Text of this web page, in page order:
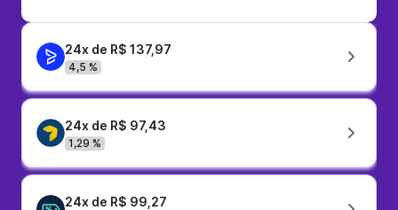
24x de R$ 137,97
4,5 %
24x de R$ 97,43
1,29 %
24x de R$ 99,27